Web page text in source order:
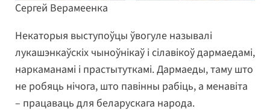
Сергей Верамеенка
Некаторыя выступоўцы ўвогуле называлі
лукашэнкаўскіх чыноўнікаў і сілавікоў дармаедамі,
наркаманамі і прастытуткамі. Дармаеды, таму што
не робяць нічога, што павінны рабіць, а менавіта
– працаваць для беларускага народа.